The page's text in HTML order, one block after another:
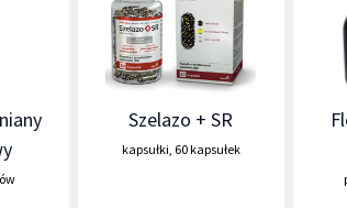
Szelazo + SR
kapsułki, 60 kapsułek